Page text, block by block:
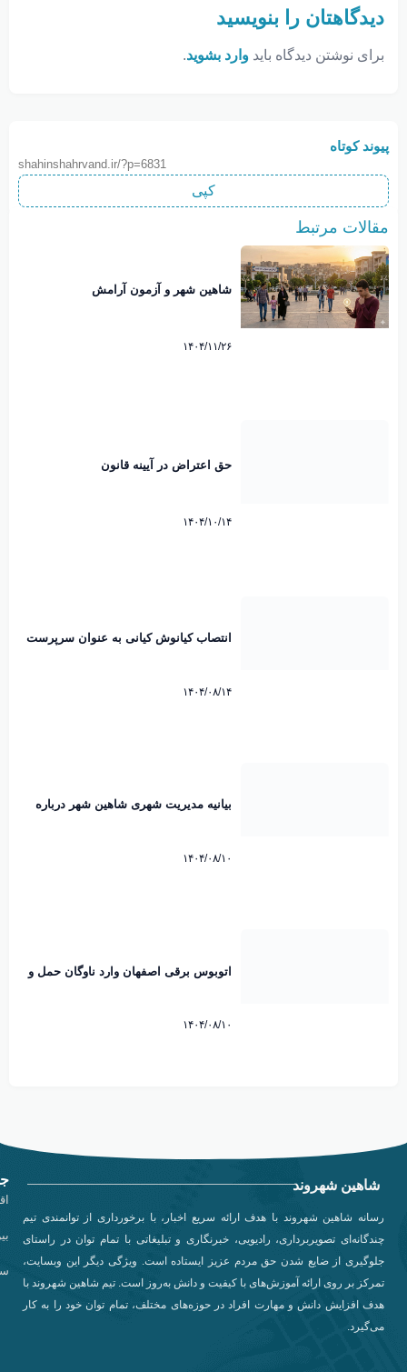
دیدگاهتان را بنویسید
برای نوشتن دیدگاه باید وارد بشوید.
پیوند کوتاه
shahinshahrvand.ir/?p=6831
کپی
مقالات مرتبط
شاهین شهر و آزمون آرامش
۱۴۰۴/۱۱/۲۶
حق اعتراض در آیینه قانون
۱۴۰۴/۱۰/۱۴
انتصاب کیانوش کیانی به عنوان سرپرست
۱۴۰۴/۰۸/۱۴
بیانیه مدیریت شهری شاهین شهر درباره
۱۴۰۴/۰۸/۱۰
اتوبوس برقی اصفهان وارد ناوگان حمل و
۱۴۰۴/۰۸/۱۰
شاهین شهروند
رسانه شاهین شهروند با هدف ارائه سریع اخبار، با برخورداری از توانمندی تیم
چندگانه‌ای تصویربرداری، رادیویی، خبرنگاری و تبلیغاتی با تمام توان در راستای
جلوگیری از ضایع شدن حق مردم عزیز ایستاده است. ویژگی دیگر این وبسایت،
تمرکز بر روی ارائه آموزش‌های با کیفیت و دانش به‌روز است. تیم شاهین شهروند با
هدف افزایش دانش و مهارت افراد در حوزه‌های مختلف، تمام توان خود را به کار
می‌گیرد.